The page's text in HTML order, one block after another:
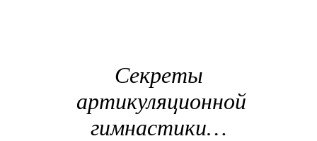
Секреты
артикуляционной
гимнастики…